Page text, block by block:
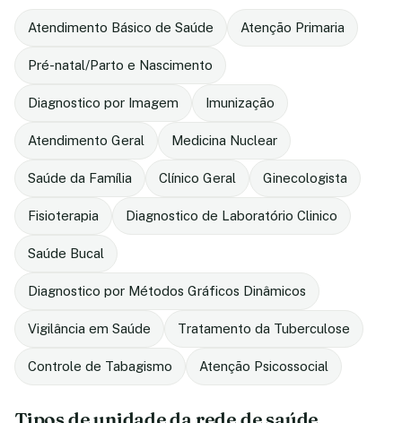
Atendimento Básico de Saúde Atenção Primaria
Pré-natal/Parto e Nascimento
Diagnostico por Imagem Imunização
Atendimento Geral Medicina Nuclear
Saúde da Família Clínico Geral Ginecologista
Fisioterapia Diagnostico de Laboratório Clinico
Saúde Bucal
Diagnostico por Métodos Gráficos Dinâmicos
Vigilância em Saúde Tratamento da Tuberculose
Controle de Tabagismo Atenção Psicossocial